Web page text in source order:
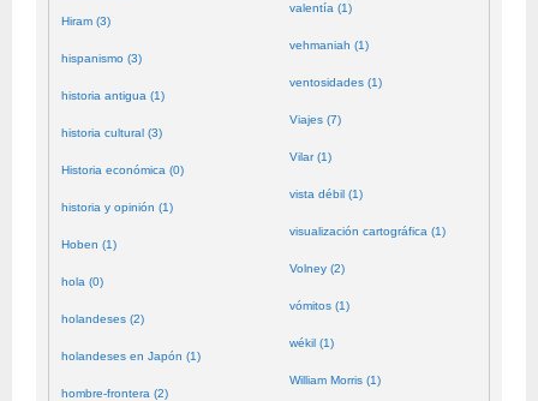
Hiram (3)
hispanismo (3)
historia antigua (1)
historia cultural (3)
Historia económica (0)
historia y opinión (1)
Hoben (1)
hola (0)
holandeses (2)
holandeses en Japón (1)
hombre-frontera (2)
valentía (1)
vehmaniah (1)
ventosidades (1)
Viajes (7)
Vilar (1)
vista débil (1)
visualización cartográfica (1)
Volney (2)
vómitos (1)
wékil (1)
William Morris (1)